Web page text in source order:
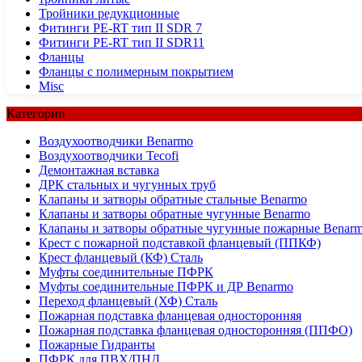
Тройники редукционные
Фитинги PE-RT тип II SDR 7
Фитинги PE-RT тип II SDR11
Фланцы
Фланцы с полимерным покрытием
Misc
Категории
Воздухоотводчики Benarmo
Воздухоотводчики Tecofi
Демонтажная вставка
ДРК стальных и чугунных труб
Клапаны и затворы обратные стальные Benarmo
Клапаны и затворы обратные чугунные Benarmo
Клапаны и затворы обратные чугунные пожарные
Крест с пожарной подставкой фланцевый (ППКФ)
Крест фланцевый (КФ) Сталь
Муфты соединительные ПФРК
Муфты соединительные ПФРК и ДР Benarmo
Переход фланцевый (ХФ) Сталь
Пожарная подставка фланцевая односторонняя
Пожарная подставка фланцевая односторонняя (ППФО)
Пожарные Гидранты
ПФРК для ПВХ/ПНД